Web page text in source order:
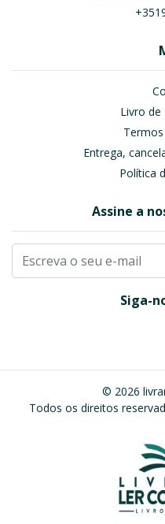
Livro de
Entrega,
Política
Assine a
Siga-
© 2026
Todos os direitos